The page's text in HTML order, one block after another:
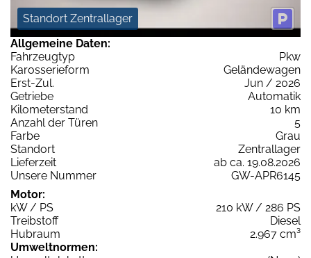
Standort Zentrallager
Allgemeine Daten:
Fahrzeugtyp
Pkw
Karosserieform
Geländewagen
Erst-Zul.
Jun / 2026
Getriebe
Automatik
Kilometerstand
10 km
Anzahl der Türen
5
Farbe
Grau
Standort
Zentrallager
Lieferzeit
ab ca. 19.08.2026
Unsere Nummer
GW-APR6145
Motor:
kW / PS
210 kW / 286 PS
Treibstoff
Diesel
Hubraum
2.967 cm³
Umweltnormen: